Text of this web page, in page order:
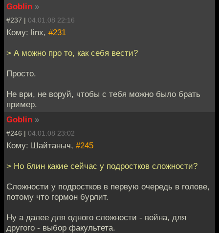
Goblin »
#237 | 04.01.08 22:16
Кому: linx, #231
> А можно про то, как себя вести?
Просто.
Не ври, не воруй, чтобы с тебя можно было брать
пример.
Goblin »
#246 | 04.01.08 23:02
Кому: Шайтаныч, #245
> Но блин какие сейчас у подростков сложности?
Сложности у подростков в первую очередь в голове,
потому что гормон бурлит.
Ну а далее для одного сложности - война, для
другого - выбор факультета.